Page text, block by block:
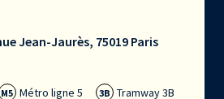
Jean-Jaurès, 75019 Paris
M5 Métro ligne 5 3B Tramway 3B